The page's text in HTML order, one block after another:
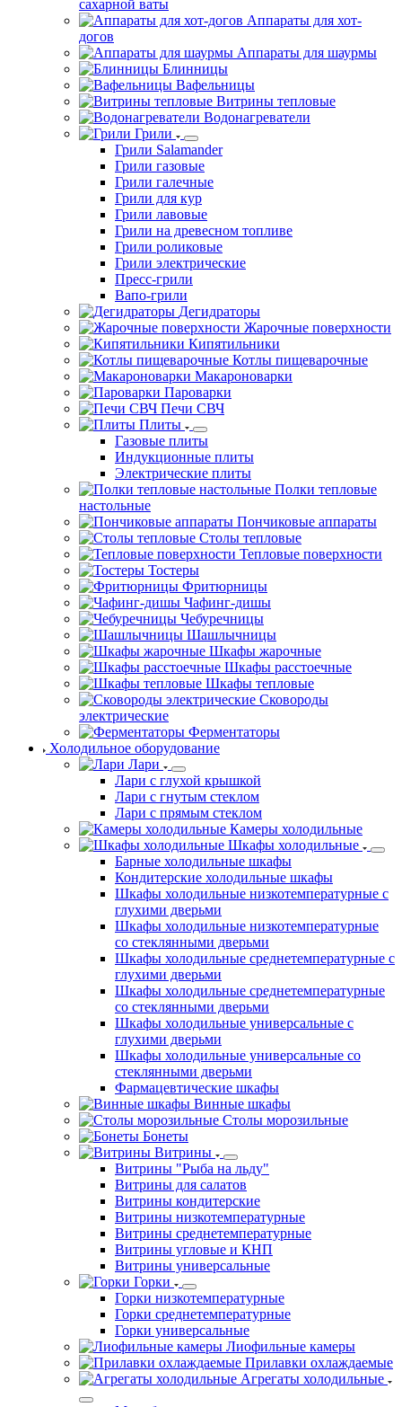
сахарной ваты
Аппараты для хот-
догов
Аппараты для шаурмы
Блинницы
Вафельницы
Витрины тепловые
Водонагреватели
Грили
Грили Salamander
Грили газовые
Грили галечные
Грили для кур
Грили лавовые
Грили на древесном топливе
Грили роликовые
Грили электрические
Пресс-грили
Вапо-грили
Дегидраторы
Жарочные поверхности
Кипятильники
Котлы пищеварочные
Макароноварки
Пароварки
Печи СВЧ
Плиты
Газовые плиты
Индукционные плиты
Электрические плиты
Полки тепловые
настольные
Пончиковые аппараты
Столы тепловые
Тепловые поверхности
Тостеры
Фритюрницы
Чафинг-дишы
Чебуречницы
Шашлычницы
Шкафы жарочные
Шкафы расстоечные
Шкафы тепловые
Сковороды
электрические
Ферментаторы
Холодильное оборудование
Лари
Лари с глухой крышкой
Лари с гнутым стеклом
Лари с прямым стеклом
Камеры холодильные
Шкафы холодильные
Барные холодильные шкафы
Кондитерские холодильные шкафы
Шкафы холодильные низкотемпературные с
глухими дверьми
Шкафы холодильные низкотемпературные
со стеклянными дверьми
Шкафы холодильные среднетемпературные с
глухими дверьми
Шкафы холодильные среднетемпературные
со стеклянными дверьми
Шкафы холодильные универсальные с
глухими дверьми
Шкафы холодильные универсальные со
стеклянными дверьми
Фармацевтические шкафы
Винные шкафы
Столы морозильные
Бонеты
Витрины
Витрины "Рыба на льду"
Витрины для салатов
Витрины кондитерские
Витрины низкотемпературные
Витрины среднетемпературные
Витрины угловые и КНП
Витрины универсальные
Горки
Горки низкотемпературные
Горки среднетемпературные
Горки универсальные
Лиофильные камеры
Прилавки охлаждаемые
Агрегаты холодильные